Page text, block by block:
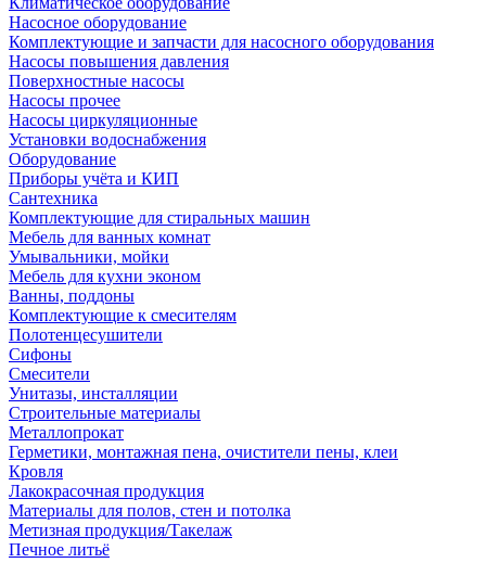
Насосное оборудование
Комплектующие и запчасти для насосного оборудования
Насосы повышения давления
Поверхностные насосы
Насосы прочее
Насосы циркуляционные
Установки водоснабжения
Оборудование
Приборы учёта и КИП
Сантехника
Комплектующие для стиральных машин
Мебель для ванных комнат
Умывальники, мойки
Мебель для кухни эконом
Ванны, поддоны
Комплектующие к смесителям
Полотенцесушители
Сифоны
Смесители
Унитазы, инсталляции
Строительные материалы
Металлопрокат
Герметики, монтажная пена, очистители пены, клеи
Кровля
Лакокрасочная продукция
Материалы для полов, стен и потолка
Метизная продукция/Такелаж
Печное литьё